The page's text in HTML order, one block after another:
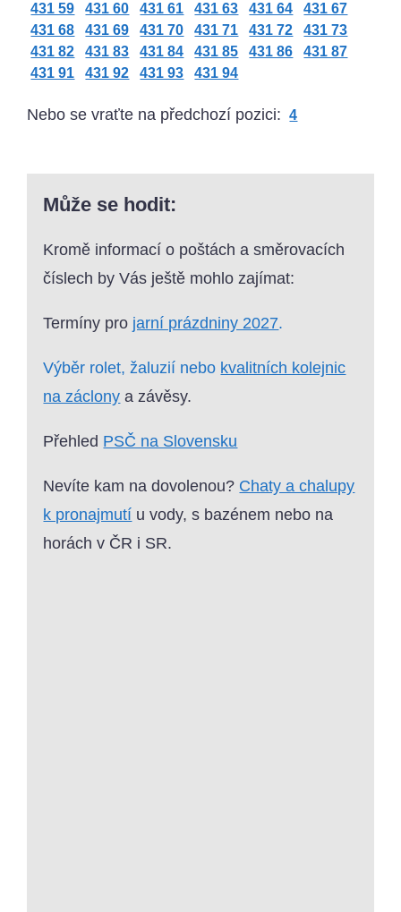
431 59
431 60 431 61 431 63 431 64
431 67
431 68
431 69 431 70 431 71 431 72
431 73
431 82
431 83 431 84 431 85 431 86
431 87
431 91
431 92 431 93 431 94
Nebo se vraťte na předchozí pozici: 4
Může se hodit:
Kromě informací o poštách a směrovacích
číslech by Vás ještě mohlo zajímat:
Termíny pro jarní prázdniny 2027.
Výběr rolet, žaluzií nebo kvalitních kolejnic
na záclony a závěsy.
Přehled PSČ na Slovensku
Nevíte kam na dovolenou? Chaty a chalupy
k pronajmutí u vody, s bazénem nebo na
horách v ČR i SR.